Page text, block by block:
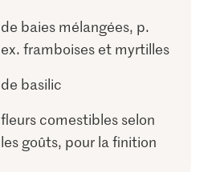
de baies mélangées, p.
ex. framboises et myrtilles
de basilic
fleurs comestibles selon
les goûts, pour la finition